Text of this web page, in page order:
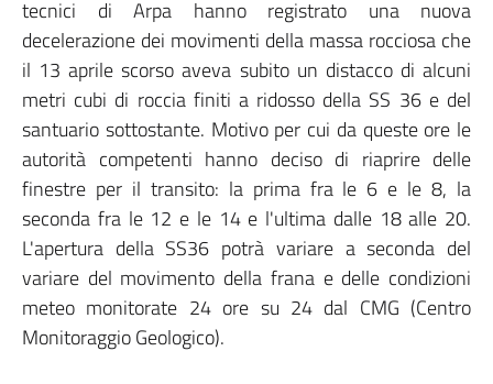
tecnici di Arpa hanno registrato una nuova
decelerazione dei movimenti della massa rocciosa che
il 13 aprile scorso aveva subito un distacco di alcuni
metri cubi di roccia finiti a ridosso della SS 36 e del
santuario sottostante. Motivo per cui da queste ore le
autorità competenti hanno deciso di riaprire delle
finestre per il transito: la prima fra le 6 e le 8, la
seconda fra le 12 e le 14 e l'ultima dalle 18 alle 20.
L'apertura della SS36 potrà variare a seconda del
variare del movimento della frana e delle condizioni
meteo monitorate 24 ore su 24 dal CMG (Centro
Monitoraggio Geologico).